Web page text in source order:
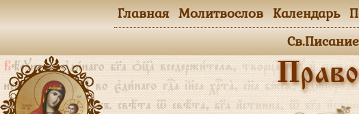
Главная Молитвослов Календарь
Св.Писание